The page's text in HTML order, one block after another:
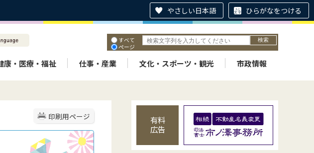
やさしい日本語 ひらがなをつける
すべて
ページ
康・医療・福祉 仕事・産業 文化・スポーツ・観光 市政情報
印刷用ページ
有料
広告